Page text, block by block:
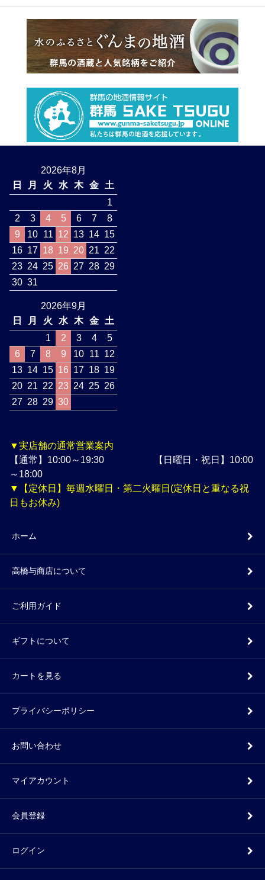
2026年8月
日
月 火 水 木 金
土
1
2
3 4 5 6 7
8
9
10 11 12 13 14 15
16 17 18 19 20 21 22
23 24 25 26 27 28 29
30 31
2026年9月
日
月 火 水 木 金
土
1
2 3 4
5
6
7 8 9 10 11 12
13 14 15 16 17 18 19
20 21 22 23 24 25 26
27 28 29 30
▼実店舗の通常営業案内
【通常】10:00～19:30 【日曜日・祝日】10:00
～18:00
▼【定休日】毎週水曜日・第二火曜日(定休日と重なる祝
日もお休み)
ホーム
高橋与商店について
ご利用ガイド
ギフトについて
カートを見る
プライバシーポリシー
お問い合わせ
マイアカウント
会員登録
ログイン